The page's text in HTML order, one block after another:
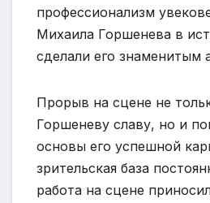
профессионализм
Михаила Горшенева в
сделали его знаменитым
Прорыв на сцене не
Горшеневу славу, но и
основы его успешной
зрительская база
работа на сцене